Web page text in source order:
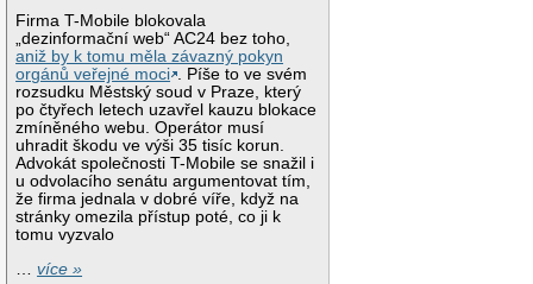
Firma T-Mobile blokovala
„dezinformační web“ AC24 bez toho,
aniž by k tomu měla závazný pokyn
orgánů veřejné moci . Píše to ve svém
rozsudku Městský soud v Praze, který
po čtyřech letech uzavřel kauzu blokace
zmíněného webu. Operátor musí
uhradit škodu ve výši 35 tisíc korun.
Advokát společnosti T-Mobile se snažil i
u odvolacího senátu argumentovat tím,
že firma jednala v dobré víře, když na
stránky omezila přístup poté, co ji k
tomu vyzvalo
…více »